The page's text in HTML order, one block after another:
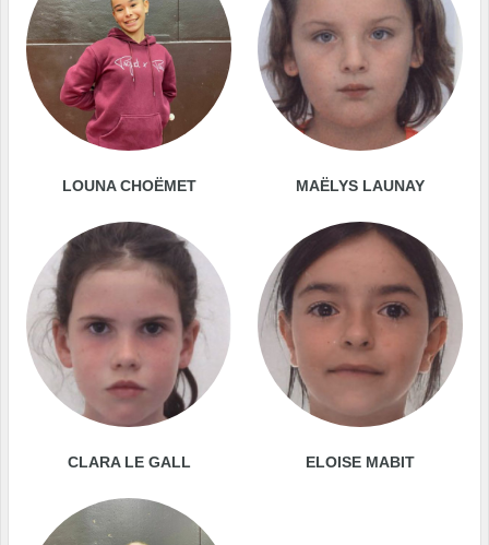
LOUNA CHOËMET MAËLYS LAUNAY
CLARA LE GALL ELOISE MABIT